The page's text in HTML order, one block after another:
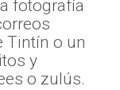
fotografía
Tintín o un
y
o zulús.